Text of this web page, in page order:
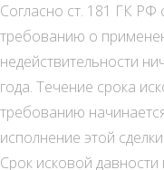
Согласно ст. 181 ГК РФ
требованию о
недействительности
года. Течение срока
требованию
исполнение этой сделки
Срок исковой